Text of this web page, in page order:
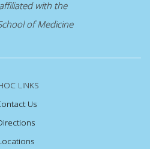
with the
of Medicine
LINKS
Us